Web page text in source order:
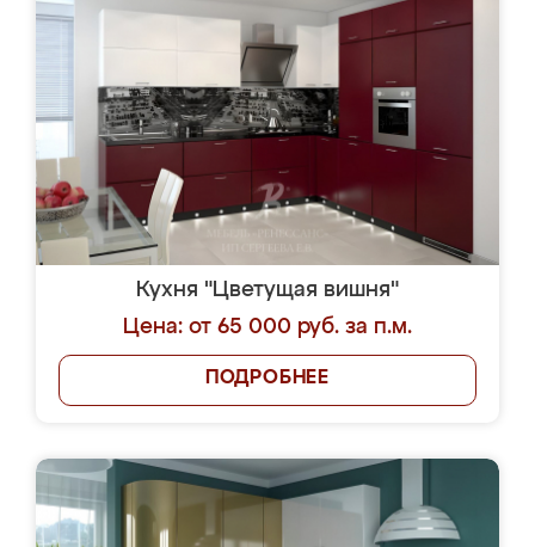
Кухня "Цветущая вишня"
Цена: от 65 000 руб. за п.м.
ПОДРОБНЕЕ